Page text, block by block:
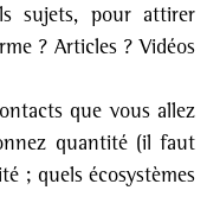
sujets, pour attirer
? Articles ? Vidéos
que vous allez
quantité (il faut
; quels écosystèmes